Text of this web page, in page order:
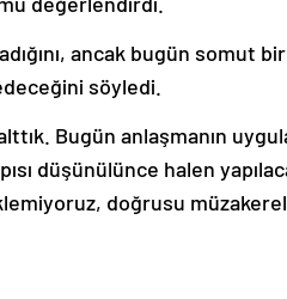
söyledi.
düşünülünce halen
doğrusu